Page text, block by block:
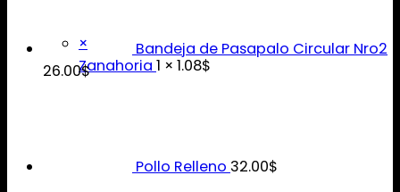
×
Zanahoria 1 × 1.08$
Bandeja de Pasapalo Circular Nro2
26.00$
Pollo Relleno 32.00$